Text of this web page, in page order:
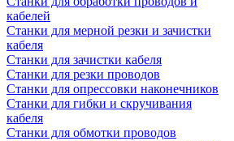
кабелей
Станки для мерной резки и зачистки
кабеля
Станки для зачистки кабеля
Станки для резки проводов
Станки для опрессовки наконечников
Станки для гибки и скручивания
кабеля
Станки для обмотки проводов